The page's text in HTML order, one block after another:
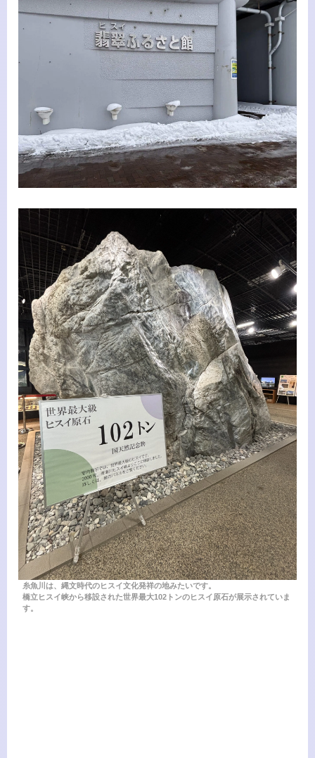
糸魚川は、縄文時代のヒスイ文化発祥の地みたいです。
橋立ヒスイ峡から移設された世界最大102トンのヒスイ原石が展示されていま
す。